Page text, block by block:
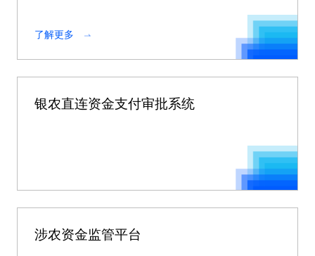
了解更多
银农直连资金支付审批系统
涉农资金监管平台